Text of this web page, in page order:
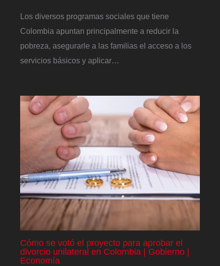
Los diversos programas sociales que tiene
Colombia apuntan principalmente a reducir la
pobreza, asegurarle a las familias el acceso a los
servicios básicos y aplicar…
Cómo se votó el proyecto para aprobar el
divorcio unilateral en Colombia | Gobierno |
Economía